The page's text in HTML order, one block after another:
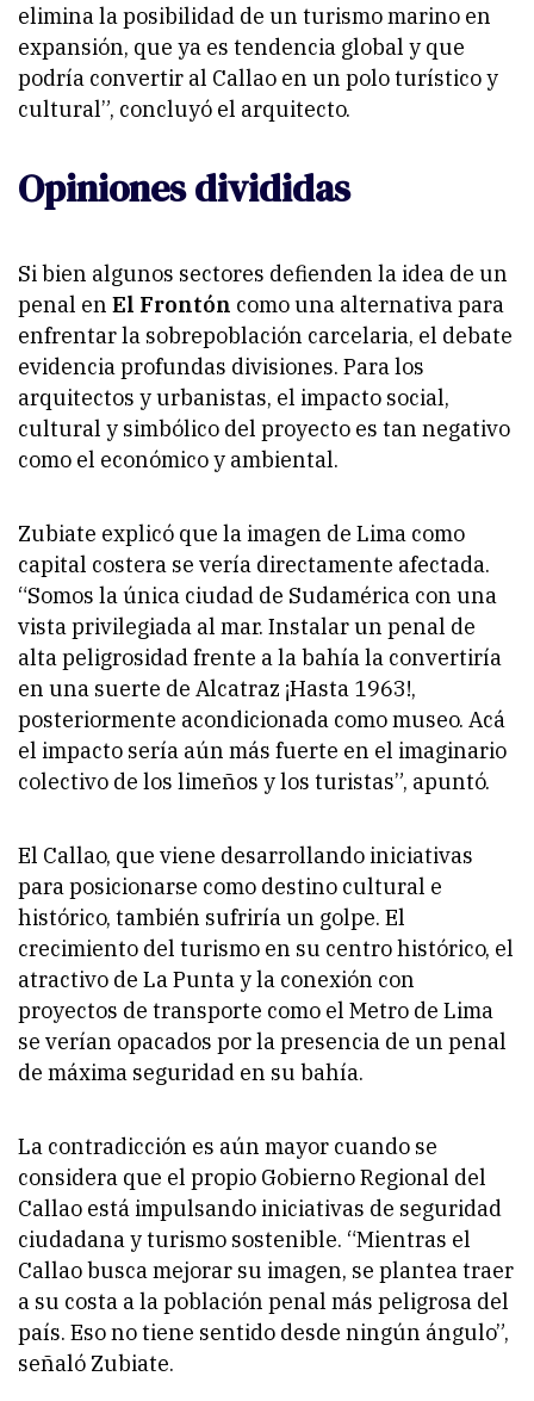
elimina la posibilidad de un turismo marino en
expansión, que ya es tendencia global y que
podría convertir al Callao en un polo turístico y
cultural”, concluyó el arquitecto.
Opiniones divididas
Si bien algunos sectores defienden la idea de un
penal en El Frontón como una alternativa para
enfrentar la sobrepoblación carcelaria, el debate
evidencia profundas divisiones. Para los
arquitectos y urbanistas, el impacto social,
cultural y simbólico del proyecto es tan negativo
como el económico y ambiental.
Zubiate explicó que la imagen de Lima como
capital costera se vería directamente afectada.
“Somos la única ciudad de Sudamérica con una
vista privilegiada al mar. Instalar un penal de
alta peligrosidad frente a la bahía la convertiría
en una suerte de Alcatraz ¡Hasta 1963!,
posteriormente acondicionada como museo. Acá
el impacto sería aún más fuerte en el imaginario
colectivo de los limeños y los turistas”, apuntó.
El Callao, que viene desarrollando iniciativas
para posicionarse como destino cultural e
histórico, también sufriría un golpe. El
crecimiento del turismo en su centro histórico, el
atractivo de La Punta y la conexión con
proyectos de transporte como el Metro de Lima
se verían opacados por la presencia de un penal
de máxima seguridad en su bahía.
La contradicción es aún mayor cuando se
considera que el propio Gobierno Regional del
Callao está impulsando iniciativas de seguridad
ciudadana y turismo sostenible. “Mientras el
Callao busca mejorar su imagen, se plantea traer
a su costa a la población penal más peligrosa del
país. Eso no tiene sentido desde ningún ángulo”,
señaló Zubiate.